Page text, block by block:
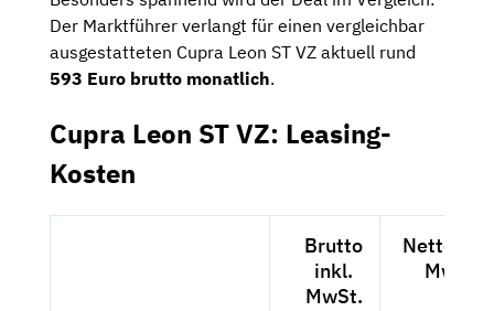
Der Marktführer verlangt für einen vergleichbar
ausgestatteten Cupra Leon ST VZ aktuell rund
593 Euro brutto monatlich.
Cupra Leon ST VZ: Leasing-
Kosten
Brutto
inkl.
MwSt.
Netto
MwSt.